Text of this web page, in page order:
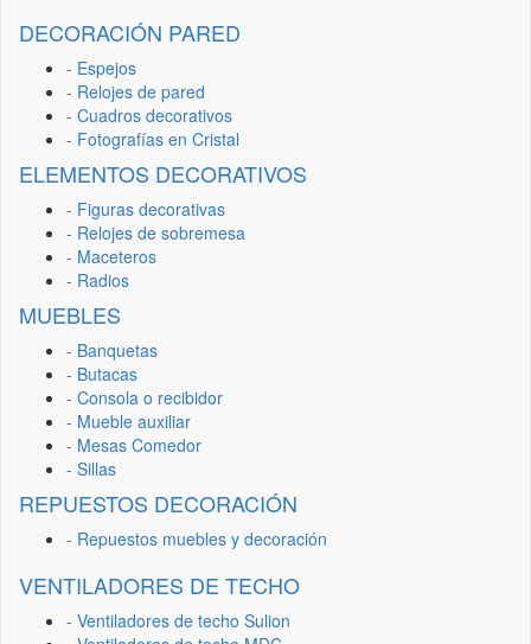
DECORACIÓN PARED
- Espejos
- Relojes de pared
- Cuadros decorativos
- Fotografías en Cristal
ELEMENTOS DECORATIVOS
- Figuras decorativas
- Relojes de sobremesa
- Maceteros
- Radios
MUEBLES
- Banquetas
- Butacas
- Consola o recibidor
- Mueble auxiliar
- Mesas Comedor
- Sillas
REPUESTOS DECORACIÓN
- Repuestos muebles y decoración
VENTILADORES DE TECHO
- Ventiladores de techo Sulion